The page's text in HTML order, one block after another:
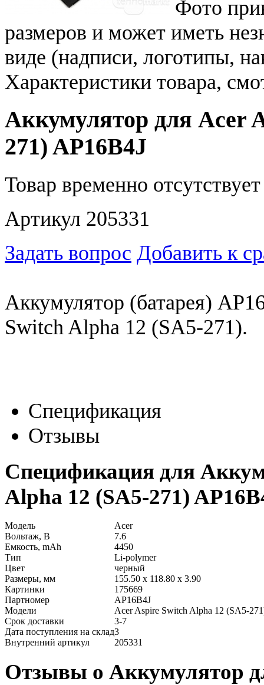
Фото
размеров и может иметь
виде (надписи, логотипы,
Характеристики товара,
Аккумулятор для Acer
271) AP16B4J
Товар временно
Артикул 205331
Задать вопрос Добавить к
Аккумулятор (батарея)
Switch Alpha 12 (SA5-271).
Спецификация
Отзывы
Спецификация для
Alpha 12 (SA5-271)
Модель
Acer
Вольтаж, В
7.6
Емкость, mAh
4450
Тип
Li-polymer
Цвет
черный
Размеры, мм
155.50 x 118.80 x 3.90
Картинки
175669
Партномер
AP16B4J
Модели
Acer Aspire Switch Alpha 12 (SA5-
Срок доставки
3-7
Дата поступления на склад3
Внутренний артикул
205331
Отзывы о Аккумулятор